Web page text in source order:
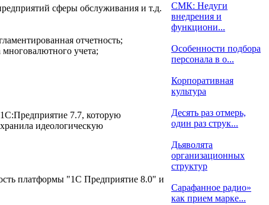
сферы обслуживания и т.д.
отчетность;
учета;
7.7, которую
идеологическую
платформы "1С Предприятие 8.0" и
СМК: Недуги
внедрения и
функциони...
Особенности подбора
персонала в о...
Корпоративная
культура
Десять раз отмерь,
один раз струк...
Дьяволята
организационных
структур
Сарафанное радио»
как прием марке...